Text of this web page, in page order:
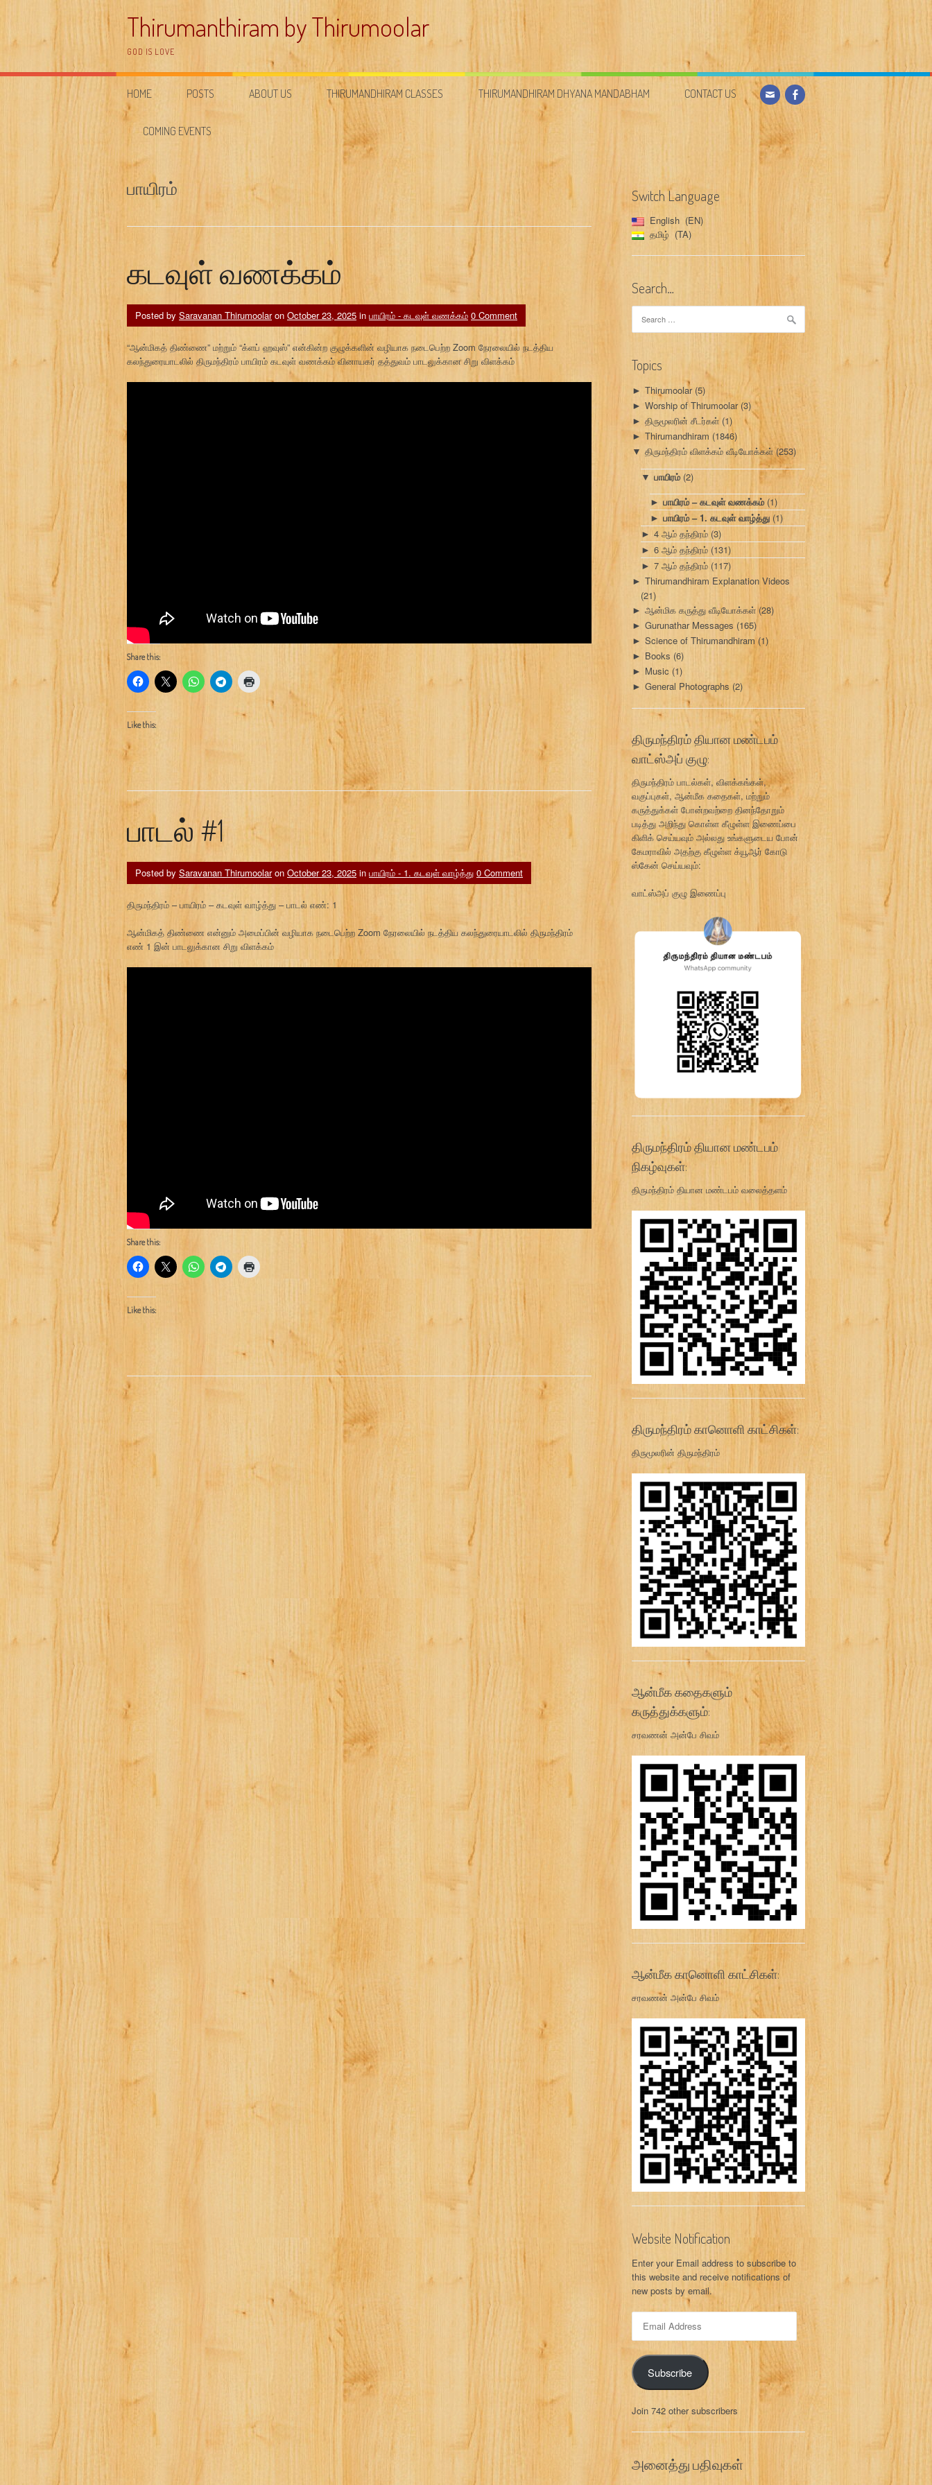
Thirumanthiram by Thirumoolar
GOD IS LOVE
HOME POSTS ABOUT US THIRUMANDHIRAM CLASSES THIRUMANDHIRAM DHYANA MANDABHAM CONTACT US
COMING EVENTS
பாயிரம்
கடவுள் வணக்கம்
Posted by Saravanan Thirumoolaron October 23, 2025 in பாயிரம் - கடவுள் வணக்கம் 0 Comment
“ஆன்மிகத் திண்ணை” மற்றும் “க்ளப் ஹவுஸ்” என்கின்ற குழுக்களின் வழியாக நடைபெற்ற Zoom நேரலையில் நடத்திய
கலந்துரையாடலில் திருமந்திரம் பாயிரம் கடவுள் வணக்கம் வினாயகர் தத்துவம் பாடலுக்கான சிறு விளக்கம்
Share this:
Like this:
பாடல் #1
Posted by Saravanan Thirumoolaron October 23, 2025 in பாயிரம் - 1. கடவுள் வாழ்த்து 0 Comment
திருமந்திரம் – பாயிரம் – கடவுள் வாழ்த்து – பாடல் எண்: 1
ஆன்மிகத் திண்ணை என்னும் அமைப்பின் வழியாக நடைபெற்ற Zoom நேரலையில் நடத்திய கலந்துரையாடலில் திருமந்திரம்
எண் 1 இன் பாடலுக்கான சிறு விளக்கம்
Share this:
Like this:
Switch Language
English
EN
தமிழ்
TA
Search…
for:
Topics
► Thirumoolar(5)
► Worship of Thirumoolar(3)
► திருமூலரின் சீடர்கள் (1)
► Thirumandhiram (1846)
▼ திருமந்திரம் விளக்கம் வீடியோக்கள்(253)
▼ பாயிரம் (2)
► பாயிரம் – கடவுள் வணக்கம்(1)
► பாயிரம் – 1. கடவுள் வாழ்த்து (1)
► 4 ஆம் தந்திரம் (3)
► 6 ஆம் தந்திரம் (131)
► 7 ஆம் தந்திரம் (117)
► Thirumandhiram Explanation Videos
(21)
► ஆன்மிக கருத்து வீடியோக்கள் (28)
► Gurunathar Messages (165)
► Science of Thirumandhiram(1)
► Books (6)
► Music (1)
► General Photographs (2)
திருமந்திரம் தியான மண்டபம்
வாட்ஸ்அப் குழு:
திருமந்திரம் பாடல்கள், விளக்கங்கள்,
வகுப்புகள், ஆன்மீக கதைகள், மற்றும்
கருத்துக்கள் போன்றவற்றை தினந்தோறும்
படித்து அறிந்து கொள்ள கீழுள்ள இணைப்பை
கிளிக் செய்யவும் அல்லது உங்களுடைய போன்
கேமராவில் அதற்கு கீழுள்ள க்யூஆர் கோடு
ஸ்கேன் செய்யவும்:
வாட்ஸ்அப் குழு இணைப்பு
திருமந்திரம் தியான மண்டபம்
நிகழ்வுகள்:
திருமந்திரம் தியான மண்டபம் வலைத்தளம்
திருமந்திரம் கானொளி காட்சிகள்:
திருமூலரின் திருமந்திரம்
ஆன்மீக கதைகளும்
கருத்துக்களும்:
சரவணன் அன்பே சிவம்
ஆன்மீக கானொளி காட்சிகள்:
சரவணன் அன்பே சிவம்
Website Notification
Enter your Email address to subscribe to
this website and receive notifications of
new posts by email.
a
l
A
d
r
s
Subscribe
Join 742 other subscribers
அனைத்து பதிவுகள்